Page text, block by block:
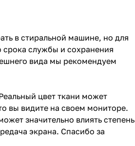
в стиральной машине, но для
срока службы и сохранения
вида мы рекомендуем
цвет ткани может
вы видите на своем мониторе.
значительно влиять степень
экрана. Спасибо за